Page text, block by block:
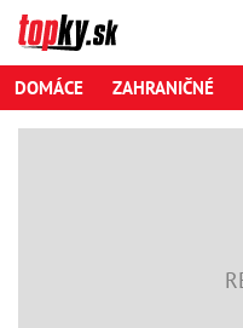
DOMÁCE ZAHRANIČNÉ